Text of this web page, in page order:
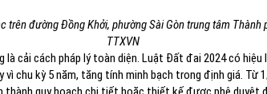
trên đường Đồng Khởi, phường Sài Gòn trung tâm Thành
TTXVN
cải cách pháp lý toàn diện. Luật Đất đai 2024 có
chu kỳ 5 năm, tăng tính minh bạch trong định giá. Từ